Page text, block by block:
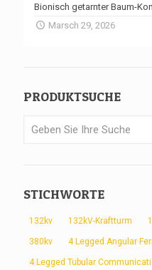
Bionisch getarnter Baum-
Marsch 29, 2026
PRODUKTSUCHE
STICHWORTE
132kv 132kV-Kraftturm
380kv 4 Legged Angular
4 Legged Tubular